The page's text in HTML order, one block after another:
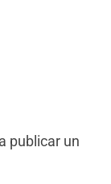
publicar un